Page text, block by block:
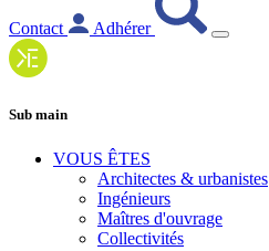
Contact Adhérer
Sub main
VOUS ÊTES
Architectes & urbanistes
Ingénieurs
Maîtres d'ouvrage
Collectivités